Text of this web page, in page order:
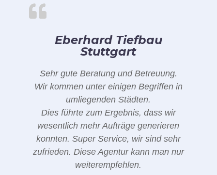
Eberhard Tiefbau
Stuttgart
Sehr gute Beratung und Betreuung.
Wir kommen unter einigen Begriffen in
umliegenden Städten.
Dies führte zum Ergebnis, dass wir
wesentlich mehr Aufträge generieren
konnten. Super Service, wir sind sehr
zufrieden. Diese Agentur kann man nur
weiterempfehlen.